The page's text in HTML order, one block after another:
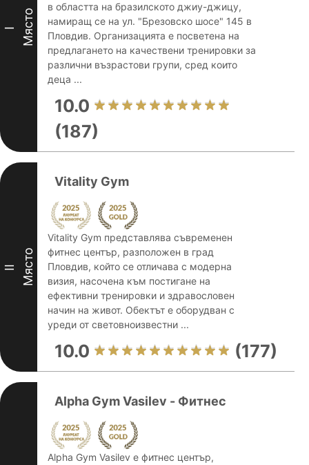
I Място
в областта на бразилското джиу-джицу,
намиращ се на ул. "Брезовско шосе" 145 в
Пловдив. Организацията е посветена на
предлагането на качествени тренировки за
различни възрастови групи, сред които
деца ...
10.0
(187)
II Място
Vitality Gym
Vitality Gym представлява съвременен
фитнес център, разположен в град
Пловдив, който се отличава с модерна
визия, насочена към постигане на
ефективни тренировки и здравословен
начин на живот. Обектът е оборудван с
уреди от световноизвестни ...
10.0 (177)
Alpha Gym Vasilev - Фитнес
Alpha Gym Vasilev е фитнес център,